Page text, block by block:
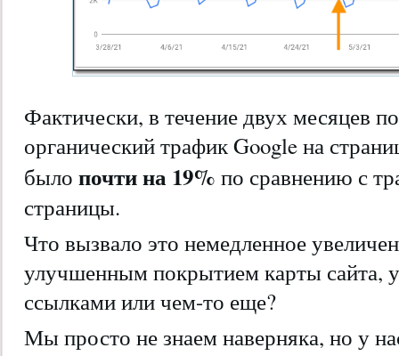
Фактически, в течение двух месяцев
органический трафик Google на
было почти на 19% по сравнению с
страницы.
Что вызвало это немедленное
улучшенным покрытием карты сайта,
ссылками или чем-то еще?
Мы просто не знаем наверняка, но у